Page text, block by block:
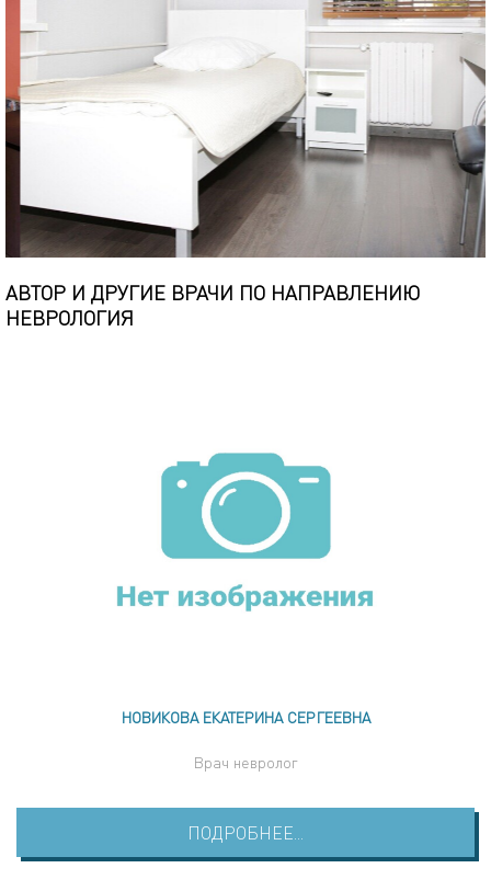
АВТОР И ДРУГИЕ ВРАЧИ ПО НАПРАВЛЕНИЮ
НЕВРОЛОГИЯ
НОВИКОВА ЕКАТЕРИНА СЕРГЕЕВНА
Врач невролог
ПОДРОБНЕЕ...